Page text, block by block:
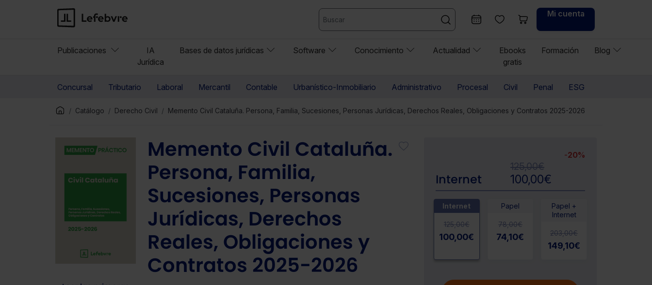
Mi cuenta
Publicaciones
IA
Jurídica
Bases de datos jurídicas Software Conocimiento Actualidad
Ebooks
gratis
Formación Blog
Concursal Tributario Laboral Mercantil Contable Urbanístico-Inmobiliario Administrativo Procesal Civil Penal ESG
Catálogo Derecho Civil Memento Civil Cataluña. Persona, Familia, Sucesiones, Personas Jurídicas, Derechos Reales, Obligaciones y Contratos 2025-2026
Memento Civil Cataluña.
Persona, Familia,
Sucesiones, Personas
Jurídicas, Derechos
Reales, Obligaciones y
Contratos 2025-2026
Internet
-20%
125,00€
100,00€
Internet
125,00€
100,00€
Papel
78,00€
74,10€
Papel +
Internet
203,00€
149,10€